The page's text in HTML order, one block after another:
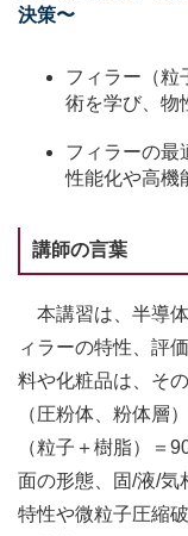
決策〜
フィラー（粒
術を学び、物
フィラーの最
性能化や高機
講師の言葉
本講習は、半導
ィラーの特性、評
料や化粧品は、そ
（圧粉体、粉体層
（粒子＋樹脂）＝
面の形態、固/液/気
特性や微粒子圧縮